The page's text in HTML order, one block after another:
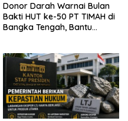
Donor Darah Warnai Bulan
Bakti HUT ke-50 PT TIMAH di
Bangka Tengah, Bantu